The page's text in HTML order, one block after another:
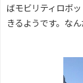
ばモビリティロボ
きるようです。な